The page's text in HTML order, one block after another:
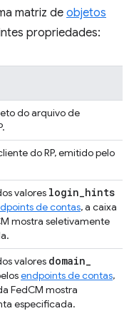
matriz de objetos
propriedades:
do arquivo de
do RP, emitido pelo
valores login hints
de contas, a caixa
mostra seletivamente
valores domain
endpoints de contas,
FedCM mostra
especificada.